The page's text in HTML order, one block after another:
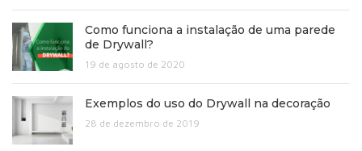
Como funciona a instalação de uma parede
de Drywall?
19 de agosto de 2020
Exemplos do uso do Drywall na decoração
28 de dezembro de 2019